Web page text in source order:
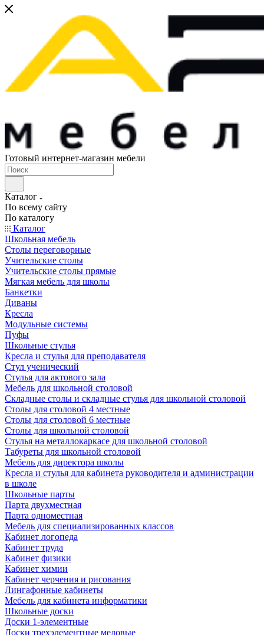
Готовый интернет-магазин мебели
Каталог
По всему сайту
По каталогу
Каталог
Школьная мебель
Столы переговорные
Учительские столы
Учительские столы прямые
Мягкая мебель для школы
Банкетки
Диваны
Кресла
Модульные системы
Пуфы
Школьные стулья
Кресла и стулья для преподавателя
Стул ученический
Стулья для актового зала
Мебель для школьной столовой
Складные столы и складные стулья для школьной столовой
Столы для столовой 4 местные
Столы для столовой 6 местные
Столы для школьной столовой
Стулья на металлокаркасе для школьной столовой
Табуреты для школьной столовой
Мебель для директора школы
Кресла и стулья для кабинета руководителя и администрации
в школе
Школьные парты
Парта двухместная
Парта одноместная
Мебель для специализированных классов
Кабинет логопеда
Кабинет труда
Кабинет физики
Кабинет химии
Кабинет черчения и рисования
Лингафонные кабинеты
Мебель для кабинета информатики
Школьные доски
Доски 1-элементные
Доски трехэлементные меловые